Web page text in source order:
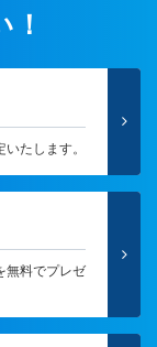
たします。
無料でプレゼ